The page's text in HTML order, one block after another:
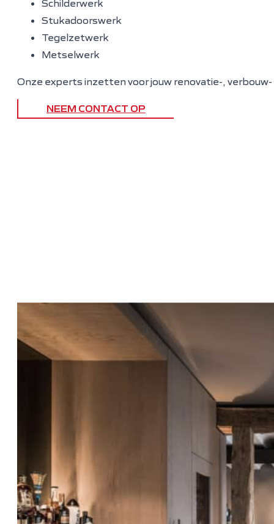
Schilderwerk
Stukadoorswerk
Tegelzetwerk
Metselwerk
Onze experts inzetten voor jouw renovatie-,
NEEM CONTACT OP